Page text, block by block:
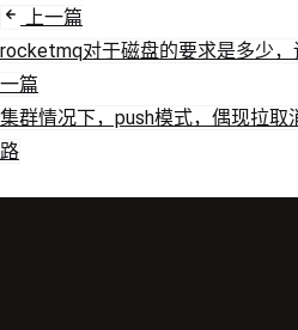
上一篇
rocketmq对于磁盘的要求是多少
一篇
集群情况下，push模式，偶现拉取
路